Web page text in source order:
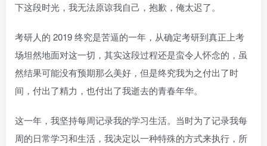
下这段时光，我无法原谅我自己，抱歉，俺太迟了。
考研人的 2019 终究是苦逼的一年，从确定考研到真正上考
场坦然地面对这一切，其实这段过程还是蛮令人怀念的，虽
然结果可能没有预期那么美好，但是终究我为之付出了时
间，付出了精力，也付出了我逝去的青春年华。
这一年，我坚持每周记录我的学习生活。当时为了记录我每
周的日常学习和生活，我决定以一种特殊的方式来执行，所